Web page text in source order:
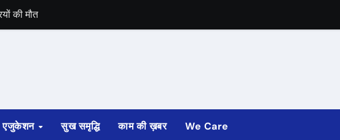
की मौत
एजुकेशन सुख समृद्धि काम की ख़बर We Care